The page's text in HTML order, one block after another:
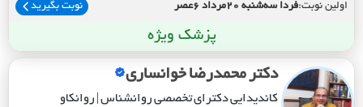
اولین نوبت:فردا سه‌شنبه 20مرداد 6عصر نوبت بگیرید
پزشک ویژه
دکتر محمدرضا خوانساری
کاندیدایی دکترای تخصصی روانشناس | روانکاو